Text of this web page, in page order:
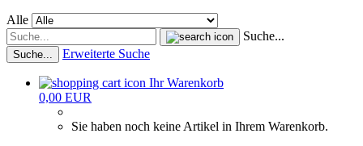
Alle
Suche...
Suche... Erweiterte Suche
Ihr Warenkorb
0,00 EUR
Sie haben noch keine Artikel in Ihrem Warenkorb.